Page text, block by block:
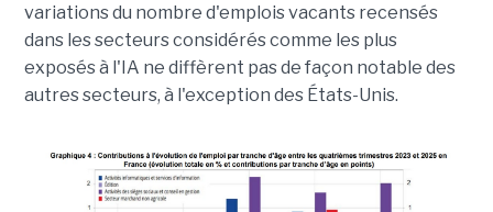
variations du nombre d'emplois vacants recensés
dans les secteurs considérés comme les plus
exposés à l'IA ne diffèrent pas de façon notable des
autres secteurs, à l'exception des États-Unis.